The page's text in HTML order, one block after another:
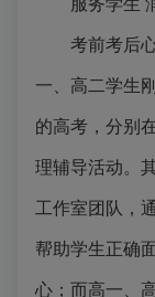
服务学生
考前考后
一、高二学生
的高考，分别
理辅导活动。
工作室团队，
帮助学生正确
心；而高一、